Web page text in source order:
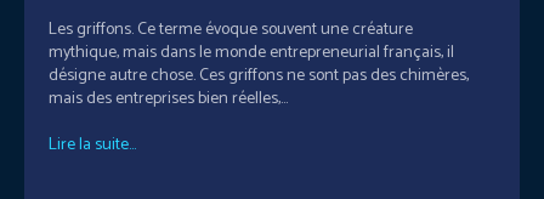
Les griffons. Ce terme évoque souvent une créature
mythique, mais dans le monde entrepreneurial français, il
désigne autre chose. Ces griffons ne sont pas des chimères,
mais des entreprises bien réelles,...
Lire la suite...